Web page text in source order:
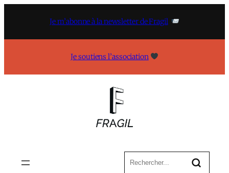
Je m’abonne à la newsletter de Fragil
Je soutiens l’association